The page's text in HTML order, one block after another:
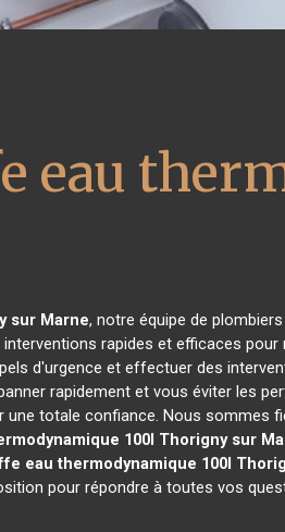
eau
sur Marne, notre équipe de
rapides et efficaces
d'urgence et effectuer des
rapidement et vous éviter les
une totale confiance. Nous
100l Thorigny sur
eau thermodynamique 100l
pour répondre à toutes vos